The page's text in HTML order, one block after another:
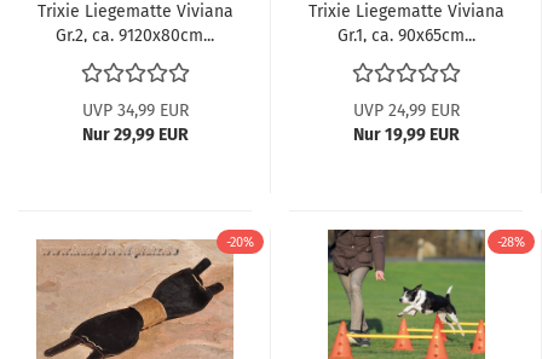
Trixie Liegematte Viviana
Gr.2, ca. 9120x80cm...
UVP 34,99 EUR
Nur 29,99 EUR
Trixie Liegematte Viviana
Gr.1, ca. 90x65cm...
UVP 24,99 EUR
Nur 19,99 EUR
-20% -28%